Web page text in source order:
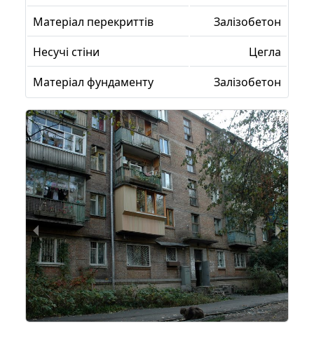
Матеріал перекриттів
Залізобетон
Несучі стіни
Цегла
Матеріал фундаменту
Залізобетон
1 of 3